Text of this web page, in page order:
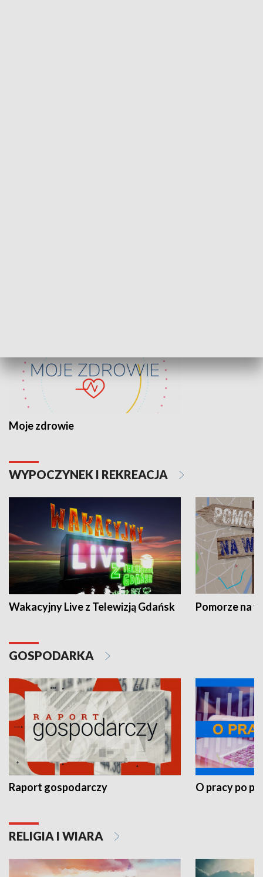
Moje zdrowie
WYPOCZYNEK I REKREACJA
Wakacyjny Live z Telewizją Gdańsk Pomorze na
GOSPODARKA
Raport gospodarczy O pracy po
RELIGIA I WIARA